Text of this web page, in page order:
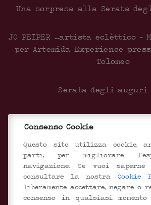
Una sorpresa alla Serata
JO PEIPER …artista eclèttico –
per Artemida Experience
Tolomeo
Serata degli auguri
Inaugurazione del nuovo
SEGUICI SUI
Consenso Cookie
Questo sito utilizza cookie,
parti, per migliorare
navigazione. Se vuoi
consultare la nostra Cookie
liberamente accettare, negare o
consenso in qualsiasi momento